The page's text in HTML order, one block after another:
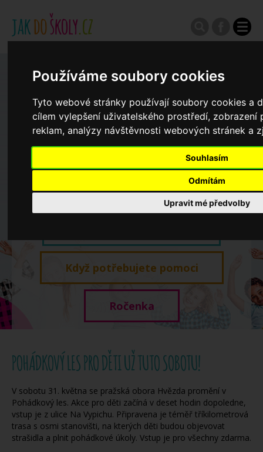
Používáme soubory cookies
Tyto webové stránky používají soubory cookies a
cílem vylepšení uživatelského prostředí, zobrazení
reklam, analýzy návštěvnosti webových stránek a
Souhlasím
Odmítám
Upravit mé předvolby
Zápisy do ZŠ 2026/27
Výroční zprávy
Koncepce školství
Když potřebujete pomoci
Ročenka
POHÁDKOVÝ LES PRO DĚTI UŽ TUTO SOBOTU!
V sobotu 31. května se pražská obora Hvězda promění v
Pohádkový les. Akce pro děti začíná v deset hodin dopoledne,
vstup je z ulice Na Vypichu. Připravena je téměř tříkilometrová
trasa s osmi stanovišti, na kterých děti budou objevovat
strašidla a plnit pohádkové úkoly. Vstup je pro všechny zdarma.